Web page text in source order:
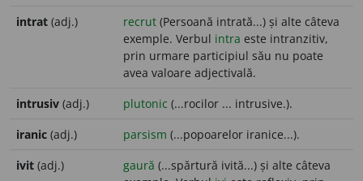
intrat (adj.) recrut (Persoană intrată...) și alte câteva
exemple. Verbul intra este intranzitiv,
prin urmare participiul său nu poate
avea valoare adjectivală.
intrusiv (adj.) plutonic (...rocilor ... intrusive.).
iranic (adj.) parsism (...popoarelor iranice...).
ivit (adj.) gaură (...spărtură ivită...) și alte câteva